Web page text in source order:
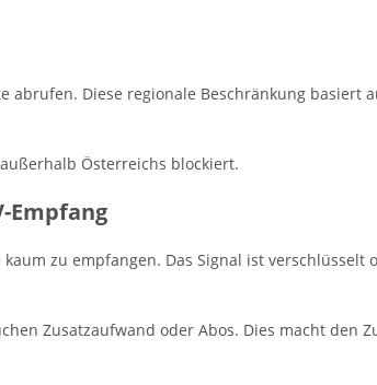
abrufen. Diese regionale Beschränkung basiert
Österreichs blockiert.
Empfang
zu empfangen. Das Signal ist
Zusatzaufwand oder Abos. Dies macht den